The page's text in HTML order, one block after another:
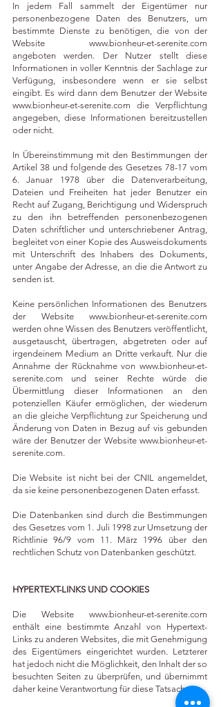
In jedem Fall sammelt der Eigentümer nur
personenbezogene Daten des Benutzers, um
bestimmte Dienste zu benötigen, die von der
Website www.bionheur-et-serenite.com
angeboten werden. Der Nutzer stellt diese
Informationen in voller Kenntnis der Sachlage zur
Verfügung, insbesondere wenn er sie selbst
eingibt. Es wird dann dem Benutzer der Website
www.bionheur-et-serenite.com die Verpflichtung
angegeben, diese Informationen bereitzustellen
oder nicht.
In Übereinstimmung mit den Bestimmungen der
Artikel 38 und folgende des Gesetzes 78-17 vom
6. Januar 1978 über die Datenverarbeitung,
Dateien und Freiheiten hat jeder Benutzer ein
Recht auf Zugang, Berichtigung und Widerspruch
zu den ihn betreffenden personenbezogenen
Daten schriftlicher und unterschriebener Antrag,
begleitet von einer Kopie des Ausweisdokuments
mit Unterschrift des Inhabers des Dokuments,
unter Angabe der Adresse, an die die Antwort zu
senden ist.
Keine persönlichen Informationen des Benutzers
der Website www.bionheur-et-serenite.com
werden ohne Wissen des Benutzers veröffentlicht,
ausgetauscht, übertragen, abgetreten oder auf
irgendeinem Medium an Dritte verkauft. Nur die
Annahme der Rücknahme von www.bionheur-et-
serenite.com und seiner Rechte würde die
Übermittlung dieser Informationen an den
potenziellen Käufer ermöglichen, der wiederum
an die gleiche Verpflichtung zur Speicherung und
Änderung von Daten in Bezug auf vis gebunden
wäre der Benutzer der Website www.bionheur-et-
serenite.com.
Die Website ist nicht bei der CNIL angemeldet,
da sie keine personenbezogenen Daten erfasst.
Die Datenbanken sind durch die Bestimmungen
des Gesetzes vom 1. Juli 1998 zur Umsetzung der
Richtlinie 96/9 vom 11. März 1996 über den
rechtlichen Schutz von Datenbanken geschützt.
HYPERTEXT-LINKS UND COOKIES
Die Website www.bionheur-et-serenite.com
enthält eine bestimmte Anzahl von Hypertext-
Links zu anderen Websites, die mit Genehmigung
des Eigentümers eingerichtet wurden. Letzterer
hat jedoch nicht die Möglichkeit, den Inhalt der so
besuchten Seiten zu überprüfen, und übernimmt
daher keine Verantwortung für diese Tatsache.